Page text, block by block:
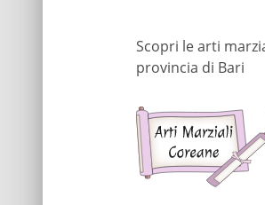
Scopri le arti
provincia di Bari